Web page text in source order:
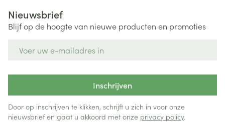
Nieuwsbrief
Blijf op de hoogte van nieuwe producten en promoties
Inschrijven
Door op inschrijven te klikken, schrijft u zich in voor onze
nieuwsbrief en gaat u akkoord met onze privacy policy.